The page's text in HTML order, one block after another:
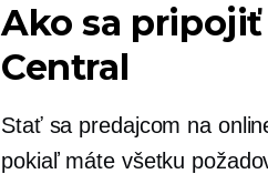
Ako sa
Central
Stať sa predajcom na
pokiaľ máte všetku